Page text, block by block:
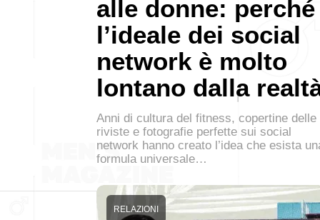
alle donne: perché
l’ideale dei social
network è molto
lontano dalla
Anni di cultura del fitness, copertine delle
riviste e fotografie perfette sui social
network hanno creato l’idea che esista
formula universale…
RELAZIONI